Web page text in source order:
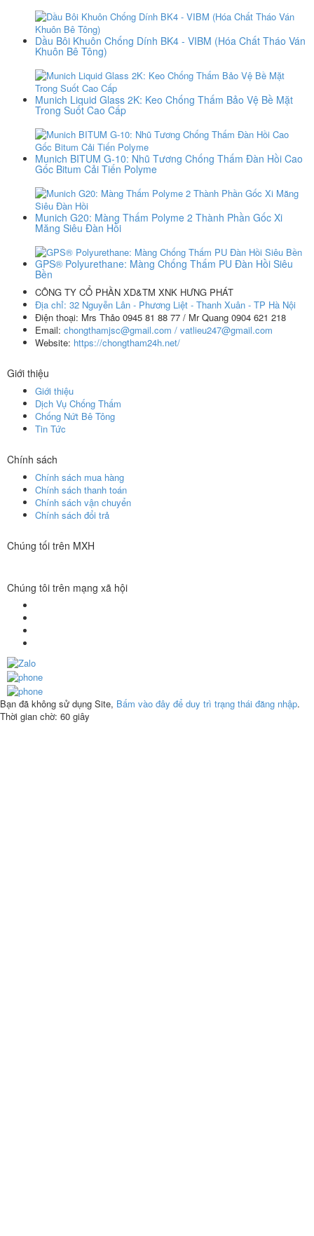
Dầu Bôi Khuôn Chống Dính BK4 - VIBM (Hóa Chất Tháo Ván
Khuôn Bê Tông)
Munich Liquid Glass 2K: Keo Chống Thấm Bảo Vệ Bề Mặt
Trong Suốt Cao Cấp
Munich BITUM G-10: Nhũ Tương Chống Thấm Đàn Hồi Cao
Gốc Bitum Cải Tiến Polyme
Munich G20: Màng Thấm Polyme 2 Thành Phần Gốc Xi
Măng Siêu Đàn Hồi
GPS® Polyurethane: Màng Chống Thấm PU Đàn Hồi Siêu
Bền
CÔNG TY CỔ PHẦN XD&TM XNK HƯNG PHÁT
Địa chỉ: 32 Nguyễn Lân - Phương Liệt - Thanh Xuân - TP Hà Nội
Điện thoại: Mrs Thảo 0945 81 88 77 / Mr Quang 0904 621 218
Email: chongthamjsc@gmail.com / vatlieu247@gmail.com
Website: https://chongtham24h.net/
Giới thiệu
Giới thiệu
Dịch Vụ Chống Thấm
Chống Nứt Bê Tông
Tin Tức
Chính sách
Chính sách mua hàng
Chính sách thanh toán
Chính sách vận chuyển
Chính sách đổi trả
Chúng tối trên MXH
Chúng tôi trên mạng xã hội
Bạn đã không sử dụng Site, Bấm vào đây để duy trì trạng thái đăng nhập.
Thời gian chờ: 60 giây